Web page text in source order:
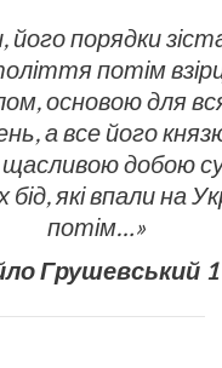
його порядки
потім
основою для
а все його
щасливою добою
бід, які впали на
потім…»
Грушевський